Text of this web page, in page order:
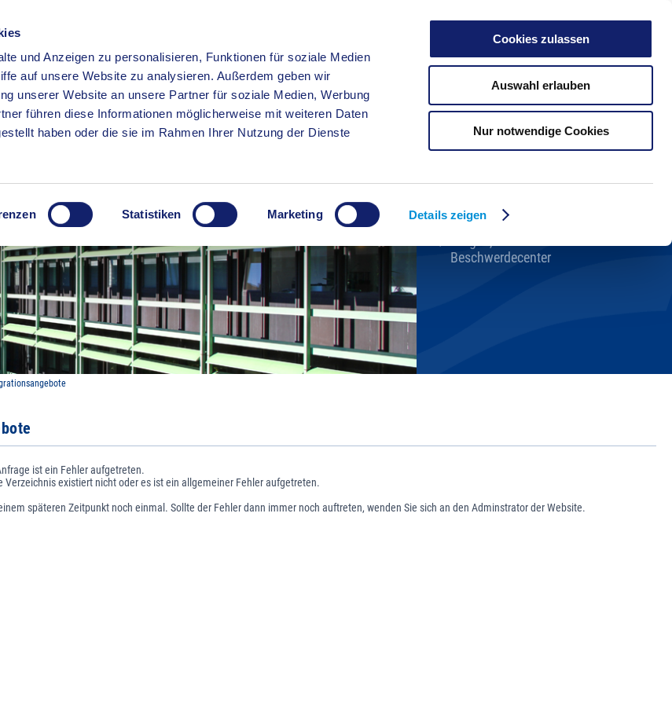
und Anzeigen zu personalisieren, Funktionen für soziale Medien
auf unsere Website zu analysieren. Außerdem geben wir
unserer Website an unsere Partner für soziale Medien, Werbung
führen diese Informationen möglicherweise mit weiteren Daten
haben oder die sie im Rahmen Ihrer Nutzung der Dienste
Statistiken Marketing Details zeigen
Cookies zulassen
Auswahl erlauben
Nur notwendige Cookies
KREISHAUS WIRTSCHAFT BILDUNG
Kreisverwaltung A-Z
Karriere beim Kreis
Beschwerdecenter
ist ein Fehler aufgetreten.
Verzeichnis existiert nicht oder es ist ein allgemeiner Fehler aufgetreten.
späteren Zeitpunkt noch einmal. Sollte der Fehler dann immer noch auftreten, wenden Sie sich an den Adminstrator der Website.